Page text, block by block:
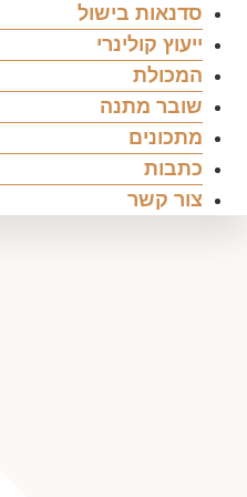
סדנאות בישול
ייעוץ קולינרי
המכולת
שובר מתנה
מתכונים
כתבות
צור קשר